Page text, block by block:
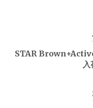
稿STAR
入